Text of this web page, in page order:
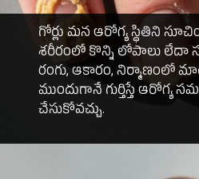
గోర్లు మన ఆరోగ్య స్థితిని
శరీరంలో కొన్ని లోపాలు లేదా
రంగు, ఆకారం, నిర్మాణంలో
ముందుగానే గుర్తిస్తే ఆరోగ్య